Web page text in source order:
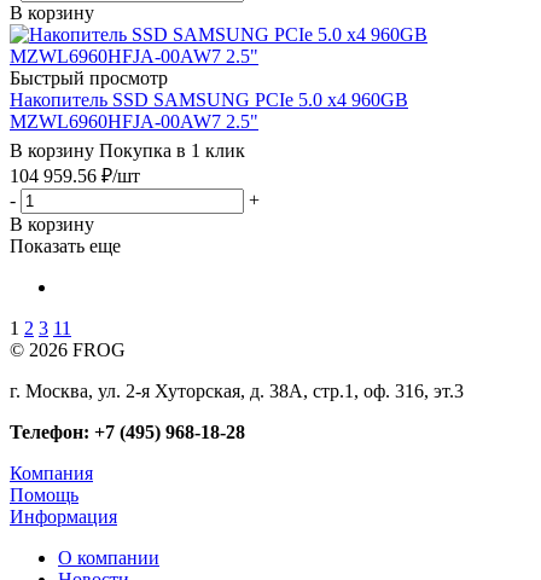
В корзину
Быстрый просмотр
Накопитель SSD SAMSUNG PCIe 5.0 x4 960GB
MZWL6960HFJA-00AW7 2.5"
В корзину Покупка в 1 клик
104 959.56 ₽/шт
-
+
В корзину
Показать еще
1 2 3 11
© 2026 FROG
г. Москва, ул. 2-я Хуторская, д. 38А, стр.1, оф. 316, эт.3
Телефон: +7 (495) 968-18-28
Компания
Помощь
Информация
О компании